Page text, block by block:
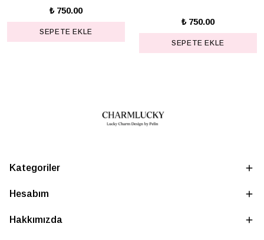
₺ 750.00
SEPETE EKLE
₺ 750.00
SEPETE EKLE
Kategoriler
Hesabım
Hakkımızda